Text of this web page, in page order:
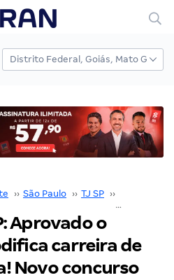
›› São Paulo ›› TJ SP ››
Aprovado o
carreira de
Novo concurso